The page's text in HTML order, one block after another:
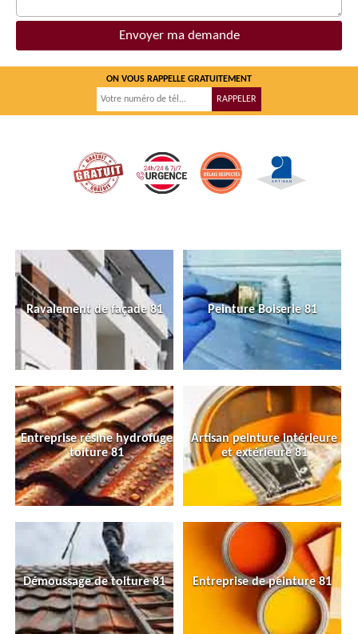
ON VOUS RAPPELLE GRATUITEMENT
Ravalement de façade 81 Peinture Boiserie 81
Entreprise résine hydrofuge
toiture 81
Artisan peinture intérieure
et extérieure 81
Démoussage de toiture 81 Entreprise de peinture 81